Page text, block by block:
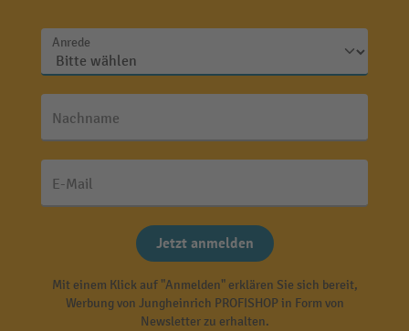
Anrede
Nachname
E-Mail
Jetzt anmelden
Mit einem Klick auf "Anmelden" erklären Sie sich bereit,
Werbung von Jungheinrich PROFISHOP in Form von
Newsletter zu erhalten.